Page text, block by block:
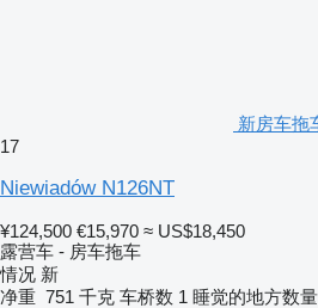
新房车拖
17
Niewiadów N126NT
¥124,500 €15,970 ≈ US$18,450
露营车 - 房车拖车
情况 新
净重 751 千克 车桥数 1 睡觉的地方数量